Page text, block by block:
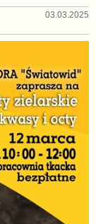
03.03.2025